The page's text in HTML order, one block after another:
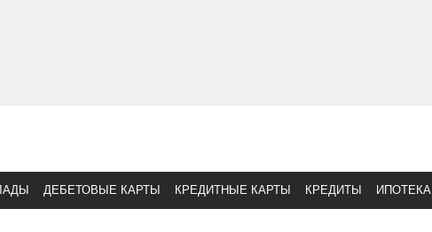
ДЕБЕТОВЫЕ КАРТЫ КРЕДИТНЫЕ КАРТЫ КРЕДИТЫ ИПОТЕКА